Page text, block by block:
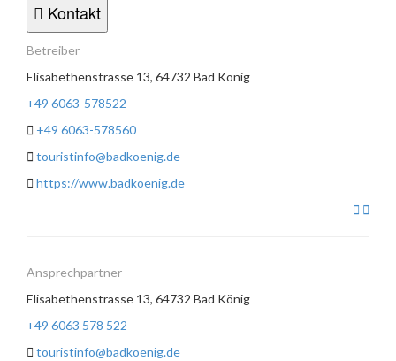
Kontakt
Betreiber
Elisabethenstrasse 13, 64732 Bad König
+49 6063-578522
+49 6063-578560
touristinfo@badkoenig.de
https://www.badkoenig.de
Ansprechpartner
Elisabethenstrasse 13, 64732 Bad König
+49 6063 578 522
touristinfo@badkoenig.de